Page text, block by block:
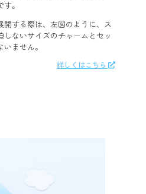
。
開する際は、左図のように、ス
ないサイズのチャームとセッ
ません。
詳しくはこちら